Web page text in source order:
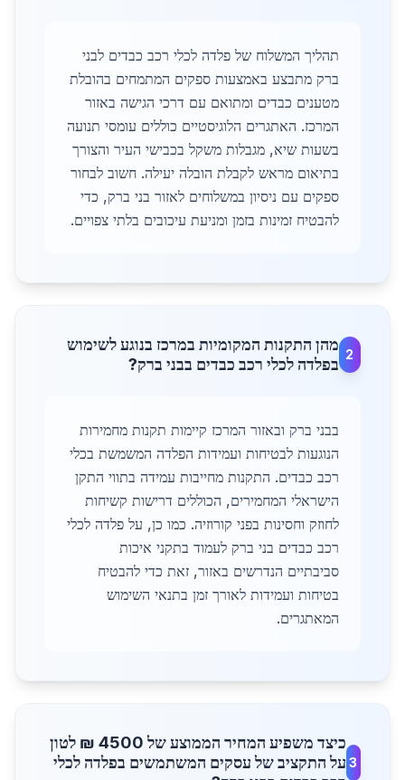
תהליך המשלוח של פלדה לכלי רכב כבדים לבני
ברק מתבצע באמצעות ספקים המתמחים בהובלת
מטענים כבדים ומתואם עם דרכי הגישה באזור
המרכז. האתגרים הלוגיסטיים כוללים עומסי תנועה
בשעות שיא, מגבלות משקל בכבישי העיר והצורך
בתיאום מראש לקבלת הובלה יעילה. חשוב לבחור
ספקים עם ניסיון במשלוחים לאזור בני ברק, כדי
להבטיח זמינות בזמן ומניעת עיכובים בלתי צפויים.
2
מהן התקנות המקומיות במרכז בנוגע לשימוש
בפלדה לכלי רכב כבדים בבני ברק?
בבני ברק ובאזור המרכז קיימות תקנות מחמירות
הנוגעות לבטיחות ועמידות הפלדה המשמשת בכלי
רכב כבדים. התקנות מחייבות עמידה בתווי התקן
הישראלי המחמירים, הכוללים דרישות קשיחות
לחוזק וחסינות בפני קורוזיה. כמו כן, על פלדה לכלי
רכב כבדים בני ברק לעמוד בתקני איכות
סביבתיים הנדרשים באזור, זאת כדי להבטיח
בטיחות ועמידות לאורך זמן בתנאי השימוש
המאתגרים.
3
כיצד משפיע המחיר הממוצע של 4500 ₪ לטון
על התקציב של עסקים המשתמשים בפלדה לכלי